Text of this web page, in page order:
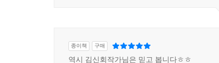
종이책 구매
역시 김신회작가님은 믿고 봅니다ㅎㅎ